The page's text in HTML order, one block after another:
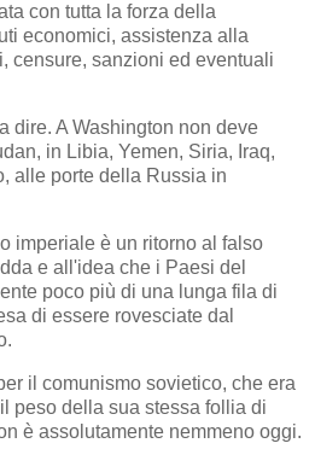
con tutta la forza della
economici, assistenza alla
censure, sanzioni ed eventuali
dire. A Washington non deve
in Libia, Yemen, Siria, Iraq,
alle porte della Russia in
imperiale è un ritorno al falso
e all'idea che i Paesi del
poco più di una lunga fila di
di essere rovesciate dal
il comunismo sovietico, che era
peso della sua stessa follia di
è assolutamente nemmeno oggi.